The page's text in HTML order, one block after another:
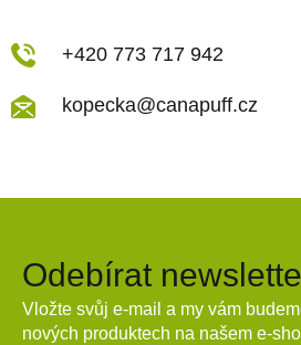
+420 773 717 942
kopecka@canapuff.cz
Odebírat
Vložte svůj e-mail a my vám
nových produktech na našem e-